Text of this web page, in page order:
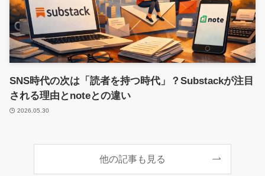
SNS時代の次は「読者を持つ時代」？Substackが注目
される理由とnoteとの違い
2026.05.30
他の記事も見る